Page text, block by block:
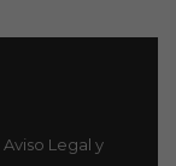
Aviso Legal y